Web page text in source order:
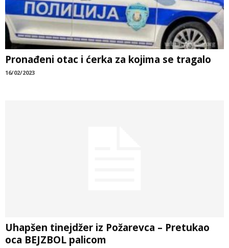
Pronađeni otac i ćerka za kojima se tragalo
16/02/2023
Uhapšen tinejdžer iz Požarevca – Pretukao
oca BEJZBOL palicom